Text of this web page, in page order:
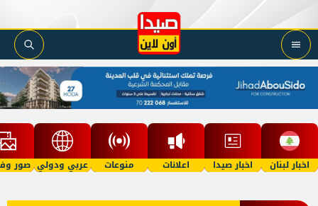
اخبار لبنان اخبار صيدا اعلانات منوعات عربي ودولي صور